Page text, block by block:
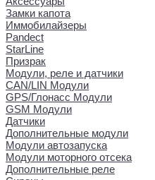
Замки капота
Иммобилайзеры
Pandect
StarLine
Призрак
Модули, реле и датчики
CAN/LIN Модули
GPS/Глонасс Модули
GSM Модули
Датчики
Дополнительные модули
Модули автозапуска
Модули моторного отсека
Дополнительные реле